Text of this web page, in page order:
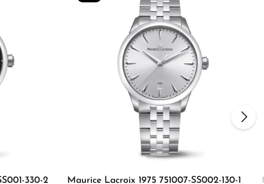
330-2 Maurice Lacroix 1975 751007-SS002-130-1